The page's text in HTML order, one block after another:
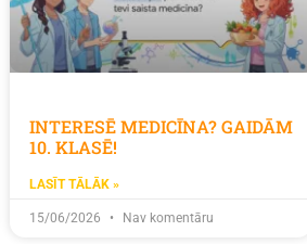
INTERESĒ MEDICĪNA? GAIDĀM
10. KLASĒ!
LASĪT TĀLĀK »
15/06/2026 Nav komentāru